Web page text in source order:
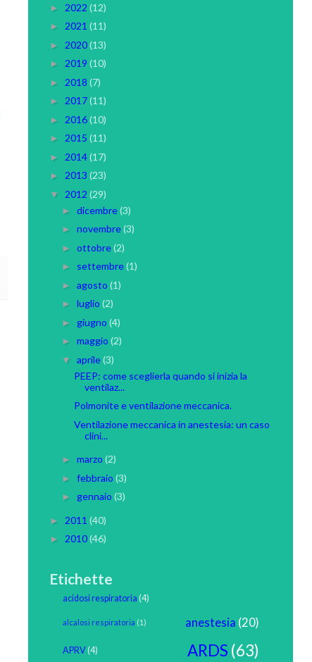
► 2022 (12)
► 2021 (11)
► 2020(13)
► 2019 (10)
► 2018 (7)
► 2017(11)
► 2016(10)
► 2015 (11)
► 2014(17)
► 2013 (23)
▼ 2012 (29)
► dicembre(3)
► novembre(3)
► ottobre(2)
► settembre(1)
► agosto (1)
► luglio (2)
► giugno (4)
► maggio (2)
▼ aprile(3)
PEEP: come sceglierla quando si inizia la
ventilaz...
Polmonite e ventilazione meccanica.
Ventilazione meccanica in anestesia: un caso
clini...
► marzo (2)
► febbraio (3)
► gennaio (3)
► 2011 (40)
► 2010(46)
Etichette
acidosi respiratoria (4)
alcalosi respiratoria (1) anestesia (20)
APRV(4) ARDS (63)